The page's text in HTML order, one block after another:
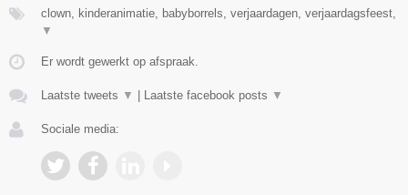
clown, kinderanimatie, babyborrels, verjaardagen, verjaardagsfeest,
▼
Er wordt gewerkt op afspraak.
Laatste tweets ▼ Laatste facebook posts ▼
Sociale media: